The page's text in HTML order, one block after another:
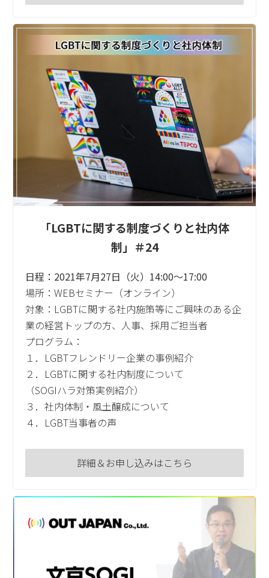
「LGBTに関する制度づくりと社内体
制」＃24
日程：2021年7月27日（火）14:00～17:00
場所：WEBセミナー（オンライン）
対象：LGBTに関する社内施策等にご興味のある企
業の経営トップの方、人事、採用ご担当者
プログラム：
１．LGBTフレンドリー企業の事例紹介
２．LGBTに関する社内制度について
（SOGIハラ対策実例紹介）
３．社内体制・風土醸成について
４．LGBT当事者の声
詳細＆お申し込みはこちら